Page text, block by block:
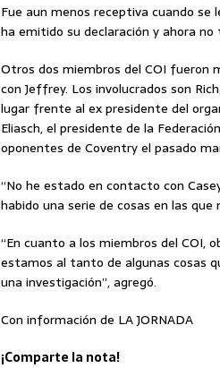
Fue aun menos receptiva cuando se
ha emitido su declaración y ahora
Otros dos miembros del COI fueron
con Jeffrey. Los involucrados son
lugar frente al ex presidente del
Eliasch, el presidente de la
oponentes de Coventry el pasado
“No he estado en contacto con
habido una serie de cosas en las
“En cuanto a los miembros del COI,
estamos al tanto de algunas cosas
una investigación”, agregó.
Con información de LA JORNADA
¡Comparte la nota!